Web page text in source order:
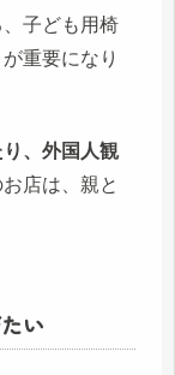
子ども用椅
重要になり
、外国人観
店は、親と
い